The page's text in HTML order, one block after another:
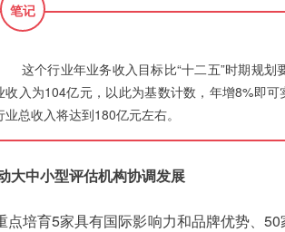
笔记
这个行业年业务收入目标比“十二五”时期规
收入为104亿元，以此为基数计数，年增8%即
业总收入将达到180亿元左右。
大中小型评估机构协调发展
点培育5家具有国际影响力和品牌优势、